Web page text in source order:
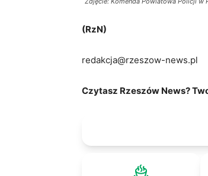
(RzN)
redakcja@rzeszow-news.pl
Czytasz Rzeszów News?